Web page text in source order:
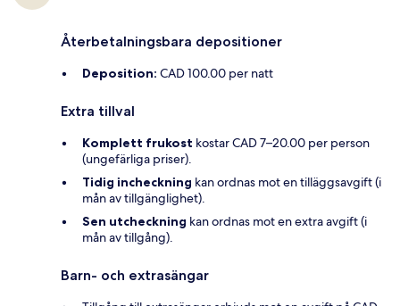
Återbetalningsbara depositioner
Deposition: CAD 100.00 per natt
Extra tillval
Komplett frukost kostar CAD 7–20.00 per person
(ungefärliga priser).
Tidig incheckning kan ordnas mot en tilläggsavgift (i
mån av tillgänglighet).
Sen utcheckning kan ordnas mot en extra avgift (i
mån av tillgång).
Barn- och extrasängar